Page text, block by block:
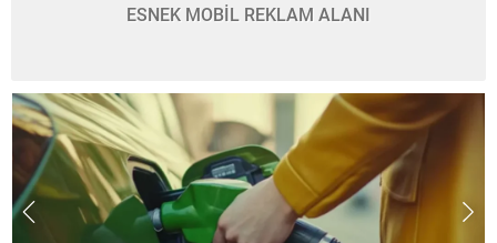
ESNEK MOBİL REKLAM ALANI